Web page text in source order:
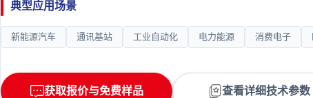
典型应用场景
新能源汽车 通讯基站 工业自动化 电力能源 消费电子
获取报价与免费样品 查看详细技术参数